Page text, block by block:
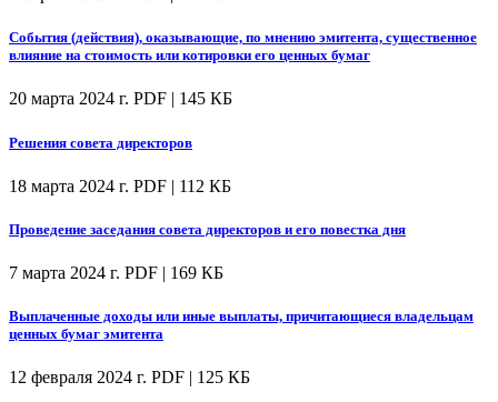
События (действия), оказывающие, по мнению эмитента, существенное
влияние на стоимость или котировки его ценных бумаг
20 марта 2024 г. PDF | 145 КБ
Решения совета директоров
18 марта 2024 г. PDF | 112 КБ
Проведение заседания совета директоров и его повестка дня
7 марта 2024 г. PDF | 169 КБ
Выплаченные доходы или иные выплаты, причитающиеся владельцам
ценных бумаг эмитента
12 февраля 2024 г. PDF | 125 КБ